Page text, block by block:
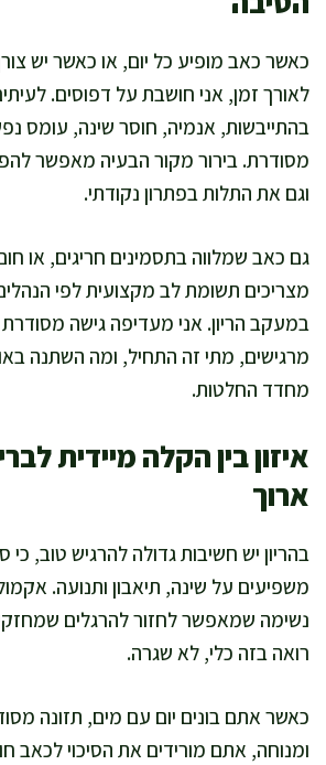
כאשר כאב מופיע כל יום, או כאשר יש
לאורך זמן, אני חושבת על דפוסים.
בהתייבשות, אנמיה, חוסר שינה, עומס
מסודרת. בירור מקור הבעיה מאפשר
וגם את התלות בפתרון נקודתי.
גם כאב שמלווה בתסמינים חריגים, או
מצריכים תשומת לב מקצועית לפי
במעקב הריון. אני מעדיפה גישה
מרגישים, מתי זה התחיל, ומה השתנה
מחדד החלטות.
איזון בין הקלה מיידית
ארוך
בהריון יש חשיבות גדולה להרגיש טוב,
משפיעים על שינה, תיאבון ותנועה.
נשימה שמאפשר לחזור להרגלים
רואה בזה כלי, לא שגרה.
כאשר אתם בונים יום עם מים, תזונה
ומנוחה, אתם מורידים את הסיכוי לכאב